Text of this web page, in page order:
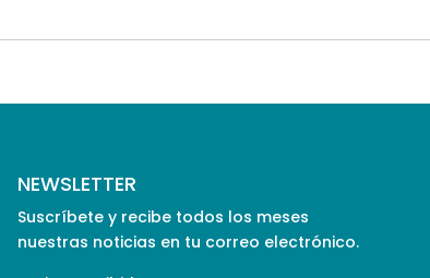
NEWSLETTER
Suscríbete y recibe todos los meses
nuestras noticias en tu correo electrónico.